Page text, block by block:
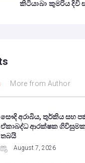
කිටියාබා කුමරිය දිවි
More from Author
සෞදි අරාබිය, තුර්කිය සහ
ඒකාබද්ධ ආරක්ෂක
තබයි
August 7, 2026